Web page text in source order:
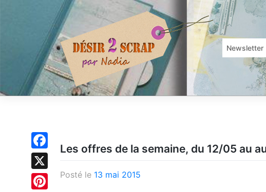
Newsletter
Les offres de la semaine, du 12/05 au
Posté le 13 mai 2015
Facebook
X